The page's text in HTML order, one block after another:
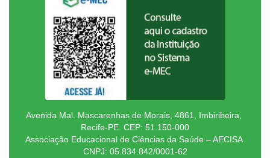
Avenida Mal. Mascarenhas de Morais, 4861, Imbiribeira,
Recife-PE. CEP: 51.150-000
Associação Educacional de Ciências da Saúde – AECISA.
CNPJ: 05.834.842/0001-62